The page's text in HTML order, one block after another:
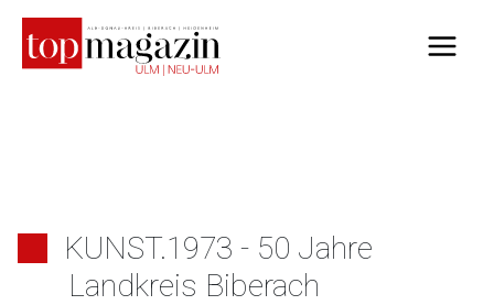
Inhalt
springen
KUNST.1973 - 50 Jahre
Landkreis Biberach